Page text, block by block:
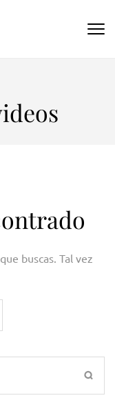
buscas. Tal vez